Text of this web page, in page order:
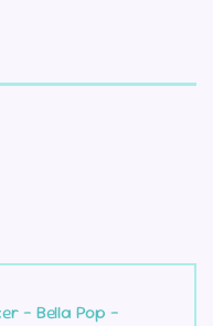
– Bella Pop –